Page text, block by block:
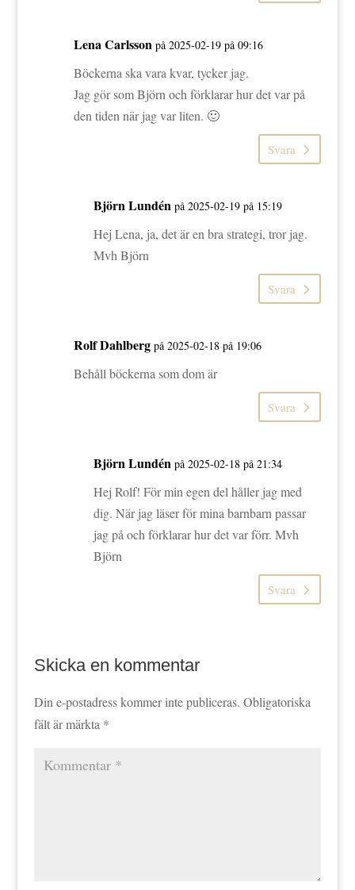
Lena Carlsson på 2025-02-19 på 09:16
Böckerna ska vara kvar, tycker jag.
Jag gör som Björn och förklarar hur det var på
den tiden när jag var liten. 🙂
Svara
Björn Lundén på 2025-02-19 på 15:19
Hej Lena, ja, det är en bra strategi, tror jag.
Mvh Björn
Svara
Rolf Dahlberg på 2025-02-18 på 19:06
Behåll böckerna som dom är
Svara
Björn Lundén på 2025-02-18 på 21:34
Hej Rolf! För min egen del håller jag med
dig. När jag läser för mina barnbarn passar
jag på och förklarar hur det var förr. Mvh
Björn
Svara
Skicka en kommentar
Din e-postadress kommer inte publiceras. Obligatoriska
fält är märkta *